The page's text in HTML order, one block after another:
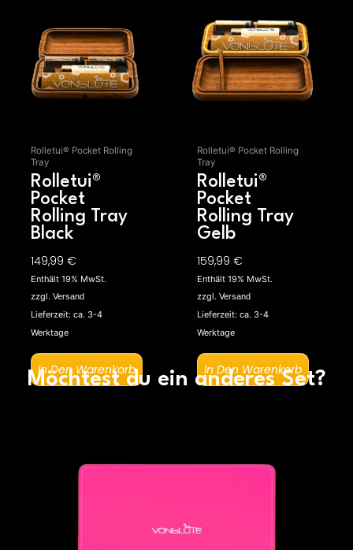
Rolletui® Pocket Rolling
Tray
Rolletui®
Pocket
Rolling Tray
Black
149,99 €
Enthält 19% MwSt.
zzgl. Versand
Lieferzeit: ca. 3-4
Werktage
In Den Warenkorb
Rolletui® Pocket Rolling
Tray
Rolletui®
Pocket
Rolling Tray
Gelb
159,99€
Enthält 19% MwSt.
zzgl.Versand
Lieferzeit: ca. 3-4
Werktage
In Den Warenkorb
Möchtest du ein anderes Set?